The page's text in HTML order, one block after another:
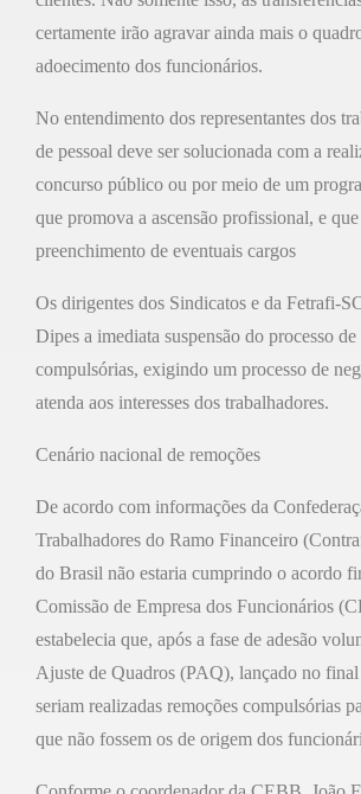
certamente irão agravar ainda mais o
adoecimento dos funcionários.
No entendimento dos representantes dos
de pessoal deve ser solucionada com a
concurso público ou por meio de um
que promova a ascensão profissional, e
preenchimento de eventuais cargos
Os dirigentes dos Sindicatos e da Fetrafi-
Dipes a imediata suspensão do processo
compulsórias, exigindo um processo de
atenda aos interesses dos trabalhadores.
Cenário nacional de remoções
De acordo com informações da
Trabalhadores do Ramo Financeiro
do Brasil não estaria cumprindo o acordo
Comissão de Empresa dos Funcionários
estabelecia que, após a fase de adesão
Ajuste de Quadros (PAQ), lançado no
seriam realizadas remoções compulsórias
que não fossem os de origem dos